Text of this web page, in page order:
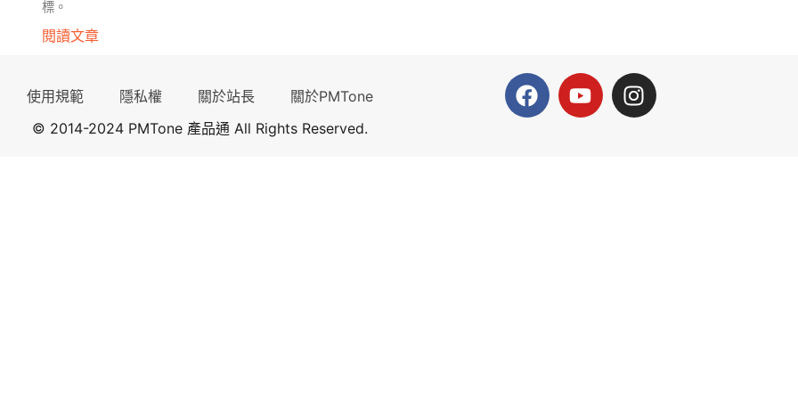
標。
閱讀文章
使用規範 隱私權 關於站長
關於PMTone
© 2014-2024 PMTone 產品通 All Rights Reserved.